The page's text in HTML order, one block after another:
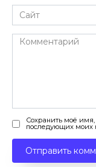
Сайт
Комментарий
Сохранить моё
последующих моих